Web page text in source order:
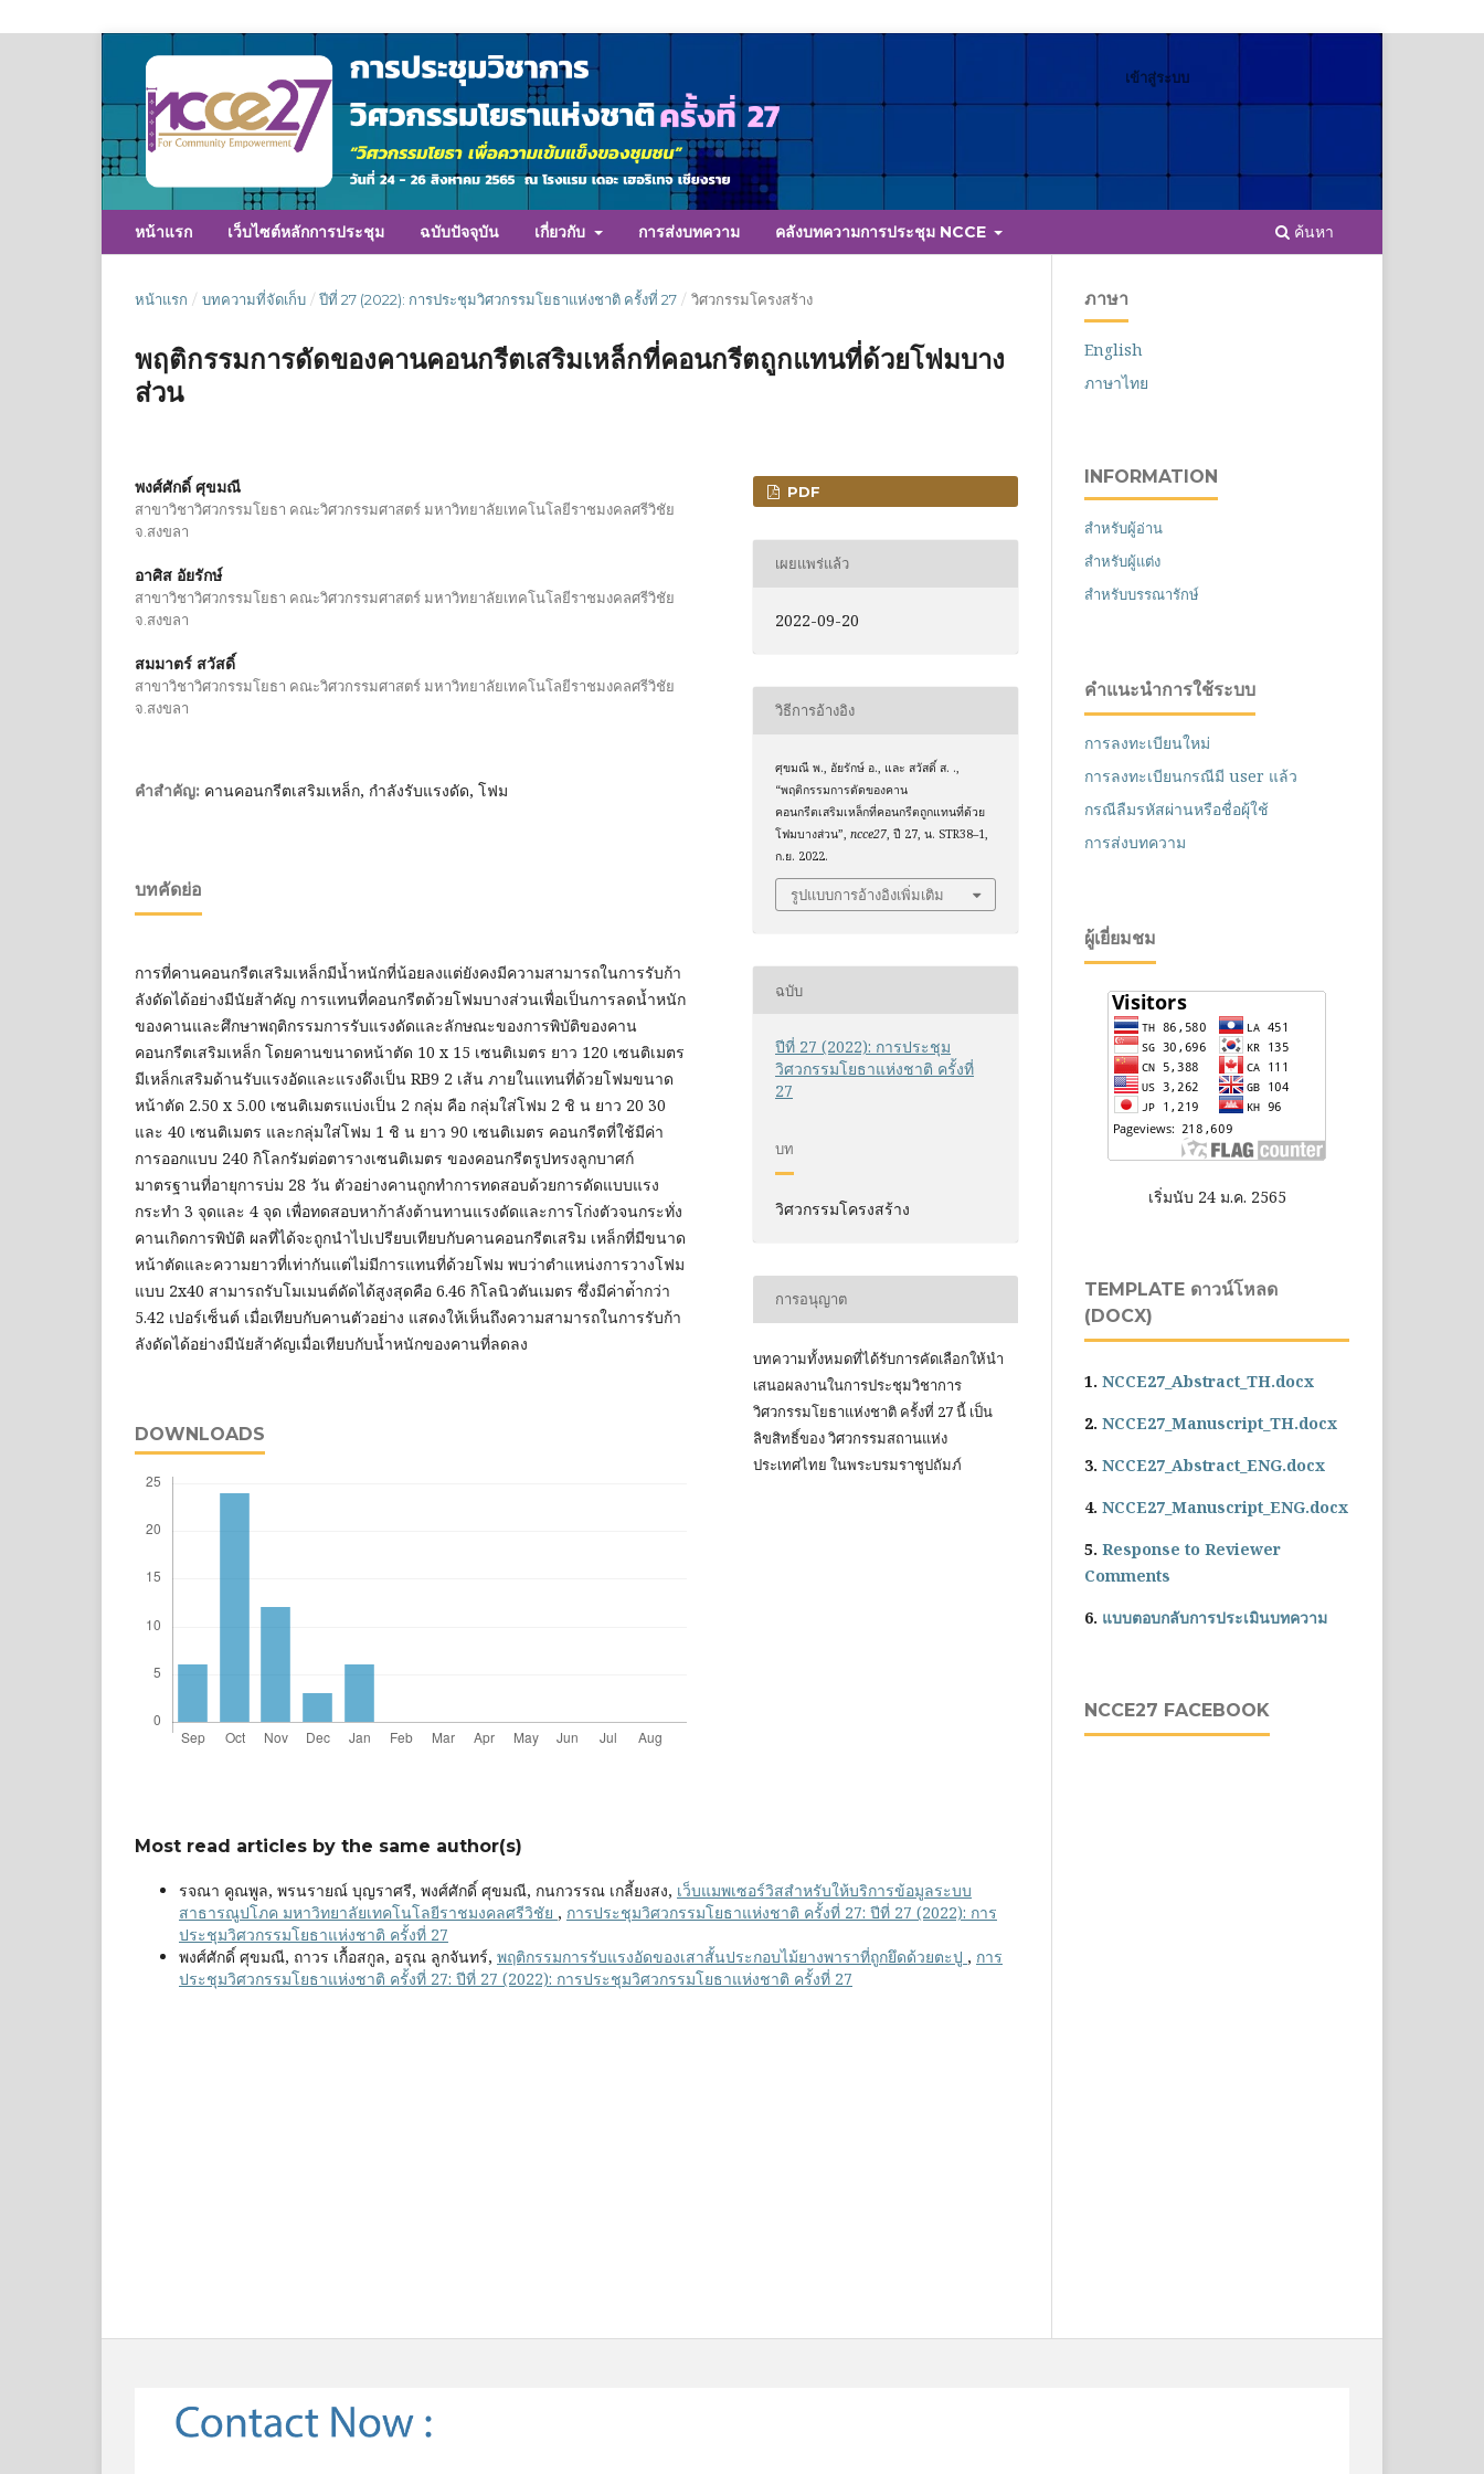
หน้าแรก เว็บไซต์หลักการประชุม ฉบับปัจจุบัน เกี่ยวกับ การส่งบทความ คลังบทความการประชุม NCCE ค้นหา
เข้าสู่ระบบ
หน้าแรก / บทความที่จัดเก็บ / ปีที่ 27 (2022): การประชุมวิศวกรรมโยธาแห่งชาติ ครั้งที่ 27 / วิศวกรรมโครงสร้าง
พฤติกรรมการดัดของคานคอนกรีตเสริมเหล็กที่คอนกรีตถูกแทนที่ด้วยโฟมบาง
ส่วน
พงศ์ศักดิ์ ศุขมณี
สาขาวิชาวิศวกรรมโยธา คณะวิศวกรรมศาสตร์ มหาวิทยาลัยเทคโนโลยีราชมงคลศรีวิชัย
จ.สงขลา
อาศิส อัยรักษ์
สาขาวิชาวิศวกรรมโยธา คณะวิศวกรรมศาสตร์ มหาวิทยาลัยเทคโนโลยีราชมงคลศรีวิชัย
จ.สงขลา
สมมาตร์ สวัสดิ์
สาขาวิชาวิศวกรรมโยธา คณะวิศวกรรมศาสตร์ มหาวิทยาลัยเทคโนโลยีราชมงคลศรีวิชัย
จ.สงขลา
คำสำคัญ: คานคอนกรีตเสริมเหล็ก, กำลังรับแรงดัด, โฟม
บทคัดย่อ
การที่คานคอนกรีตเสริมเหล็กมีน้ำหนักที่น้อยลงแต่ยังคงมีความสามารถในการรับก้า
ลังดัดได้อย่างมีนัยส้าคัญ การแทนที่คอนกรีตด้วยโฟมบางส่วนเพื่อเป็นการลดน้ำหนัก
ของคานและศึกษาพฤติกรรมการรับแรงดัดและลักษณะของการพิบัติของคาน
คอนกรีตเสริมเหล็ก โดยคานขนาดหน้าตัด 10 x 15 เซนติเมตร ยาว 120 เซนติเมตร
มีเหล็กเสริมด้านรับแรงอัดและแรงดึงเป็น RB9 2 เส้น ภายในแทนที่ด้วยโฟมขนาด
หน้าตัด 2.50 x 5.00 เซนติเมตรแบ่งเป็น 2 กลุ่ม คือ กลุ่มใส่โฟม 2 ชิ น ยาว 20 30
และ 40 เซนติเมตร และกลุ่มใส่โฟม 1 ชิ น ยาว 90 เซนติเมตร คอนกรีตที่ใช้มีค่า
การออกแบบ 240 กิโลกรัมต่อตารางเซนติเมตร ของคอนกรีตรูปทรงลูกบาศก์
มาตรฐานที่อายุการบ่ม 28 วัน ตัวอย่างคานถูกทำการทดสอบด้วยการดัดแบบแรง
กระทำ 3 จุดและ 4 จุด เพื่อทดสอบหาก้าลังต้านทานแรงดัดและการโก่งตัวจนกระทั่ง
คานเกิดการพิบัติ ผลที่ได้จะถูกนำไปเปรียบเทียบกับคานคอนกรีตเสริม เหล็กที่มีขนาด
หน้าตัดและความยาวที่เท่ากันแต่ไม่มีการแทนที่ด้วยโฟม พบว่าตำแหน่งการวางโฟม
แบบ 2x40 สามารถรับโมเมนต์ดัดได้สูงสุดคือ 6.46 กิโลนิวตันเมตร ซึ่งมีค่าต่้ากว่า
5.42 เปอร์เซ็นต์ เมื่อเทียบกับคานตัวอย่าง แสดงให้เห็นถึงความสามารถในการรับก้า
ลังดัดได้อย่างมีนัยส้าคัญเมื่อเทียบกับน้ำหนักของคานที่ลดลง
DOWNLOADS
PDF
เผยแพร่แล้ว
2022-09-20
วิธีการอ้างอิง
ศุขมณี พ., อัยรักษ์ อ., และ สวัสดิ์ ส. .,
“พฤติกรรมการดัดของคาน
คอนกรีตเสริมเหล็กที่คอนกรีตถูกแทนที่ด้วย
โฟมบางส่วน”,ncce27, ปี 27, น. STR38–1,
ก.ย. 2022.
รูปแบบการอ้างอิงเพิ่มเติม
ฉบับ
ปีที่ 27 (2022): การประชุม
วิศวกรรมโยธาแห่งชาติ ครั้งที่
27
บท
วิศวกรรมโครงสร้าง
การอนุญาต
บทความทั้งหมดที่ได้รับการคัดเลือกให้นำ
เสนอผลงานในการประชุมวิชาการ
วิศวกรรมโยธาแห่งชาติ ครั้งที่ 27 นี้ เป็น
ลิขสิทธิ์ของวิศวกรรมสถานแห่ง
ประเทศไทย ในพระบรมราชูปถัมภ์
Most read articles by the same author(s)
รจณา คูณพูล, พรนรายณ์ บุญราศรี, พงศ์ศักดิ์ ศุขมณี, กนกวรรณ เกลี้ยงสง, เว็บแมพเซอร์วิสสำหรับให้บริการข้อมูลระบบ
สาธารณูปโภค มหาวิทยาลัยเทคโนโลยีราชมงคลศรีวิชัย , การประชุมวิศวกรรมโยธาแห่งชาติ ครั้งที่ 27: ปีที่ 27 (2022): การ
ประชุมวิศวกรรมโยธาแห่งชาติ ครั้งที่ 27
พงศ์ศักดิ์ ศุขมณี, ถาวร เกื้อสกูล, อรุณ ลูกจันทร์, พฤติกรรมการรับแรงอัดของเสาสั้นประกอบไม้ยางพาราที่ถูกยึดด้วยตะปู , การ
ประชุมวิศวกรรมโยธาแห่งชาติ ครั้งที่ 27: ปีที่ 27 (2022): การประชุมวิศวกรรมโยธาแห่งชาติ ครั้งที่ 27
ภาษา
English
ภาษาไทย
INFORMATION
สำหรับผู้อ่าน
สำหรับผู้แต่ง
สำหรับบรรณารักษ์
คำแนะนำการใช้ระบบ
การลงทะเบียนใหม่
การลงทะเบียนกรณีมี user แล้ว
กรณีลืมรหัสผ่านหรือชื่อผุ้ใช้
การส่งบทความ
ผู้เยี่ยมชม
เริ่มนับ 24 ม.ค. 2565
TEMPLATE ดาวน์โหลด
(DOCX)
1. NCCE27_Abstract_TH.docx
2. NCCE27_Manuscript_TH.docx
3. NCCE27_Abstract_ENG.docx
4. NCCE27_Manuscript_ENG.docx
5. Response to Reviewer
Comments
6. แบบตอบกลับการประเมินบทความ
NCCE27 FACEBOOK